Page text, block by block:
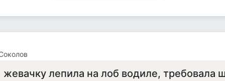
жевачку лепила на лоб водиле, требовала